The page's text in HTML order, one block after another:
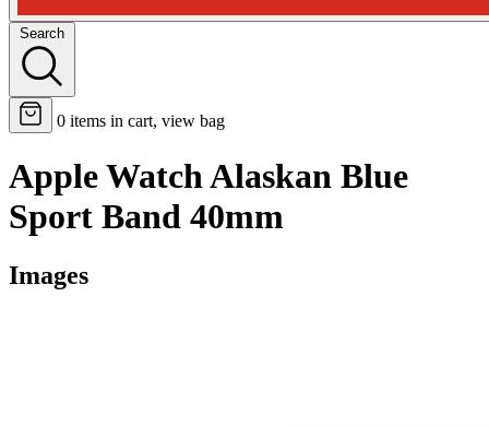
Search
0 items in cart, view bag
Apple Watch Alaskan Blue
Sport Band 40mm
Images